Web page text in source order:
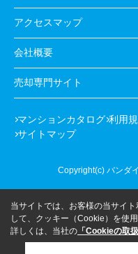
アクセスマップ
会社概要
売却専門サイト
マンションカタログ 利用
サイトマップ
Copyright(c) バンダ
当サイトでは、お客様の当サイ
して、クッキー（Cookie）を使用
詳しくは、当社の 「Cookieの取